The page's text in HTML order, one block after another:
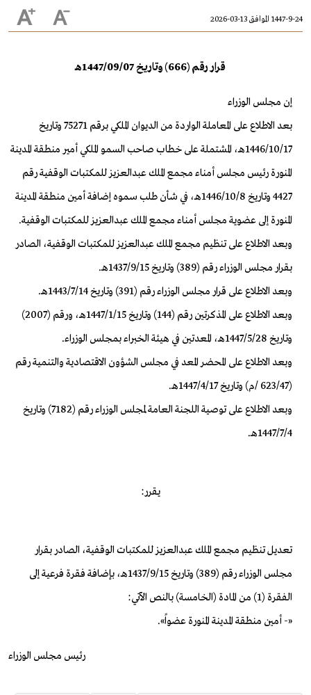
1447-9-24 الموافق 13-03-2026
قرار رقم (666) وتاريخ 1447/09/07هـ
إن مجلس الوزراء
بعد الاطلاع على المعاملة الواردة من الديوان الملكي برقم 75271 وتاريخ
1446/10/17هـ، المشتملة على خطاب صاحب السمو الملكي أمير منطقة المدينة
المنورة رئيس مجلس أمناء مجمع الملك عبدالعزيز للمكتبات الوقفية رقم
4427 وتاريخ 1446/10/8هـ، في شأن طلب سموه إضافة أمين منطقة المدينة
المنورة إلى عضوية مجلس أمناء مجمع الملك عبدالعزيز للمكتبات الوقفية.
وبعد الاطلاع على تنظيم مجمع الملك عبدالعزيز للمكتبات الوقفية، الصادر
بقرار مجلس الوزراء رقم (389) وتاريخ 1437/9/15هـ.
وبعد الاطلاع على قرار مجلس الوزراء رقم (391) وتاريخ 1443/7/14هـ.
وبعد الاطلاع على المذكرتين رقم (144) وتاريخ 1447/1/15هـ، ورقم (2007)
وتاريخ 1447/5/28هـ، المعدتين في هيئة الخبراء بمجلس الوزراء.
وبعد الاطلاع على المحضر المعد في مجلس الشؤون الاقتصادية والتنمية رقم
(623/47 /م) وتاريخ 1447/4/17هـ.
وبعد الاطلاع على توصية اللجنة العامة لمجلس الوزراء رقم (7182) وتاريخ
1447/7/4هـ.
يقرر:
تعديل تنظيم مجمع الملك عبدالعزيز للمكتبات الوقفية، الصادر بقرار
مجلس الوزراء رقم (389) وتاريخ 1437/9/15هـ، بإضافة فقرة فرعية إلى
الفقرة (1) من المادة (الخامسة) بالنص الآتي:
«- أمين منطقة المدينة المنورة عضواً».
رئيس مجلس الوزراء